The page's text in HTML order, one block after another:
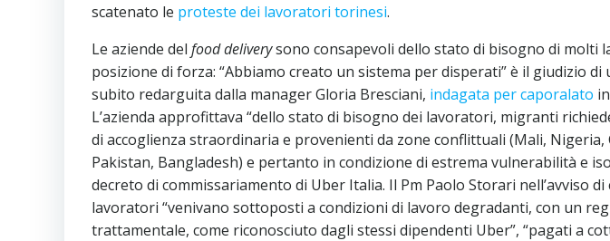
scatenato le proteste dei lavoratori torinesi.
Le aziende del food deliverysono consapevoli dello stato di bisogno di molti
posizione di forza: “Abbiamo creato un sistema per disperati” è il giudizio
subito redarguita dalla manager Gloria Bresciani, indagata per caporalato
L’azienda approfittava “dello stato di bisogno dei lavoratori, migranti
di accoglienza straordinaria e provenienti da zone conflittuali (Mali, Nigeria,
Pakistan, Bangladesh) e pertanto in condizione di estrema vulnerabilità e
decreto di commissariamento di Uber Italia. Il Pm Paolo Storari nell’avviso
lavoratori “venivano sottoposti a condizioni di lavoro degradanti, con un
trattamentale, come riconosciuto dagli stessi dipendenti Uber”, “pagati a